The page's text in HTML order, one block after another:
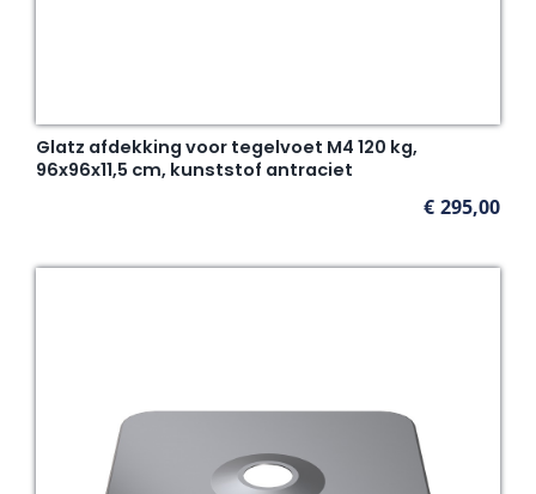
Glatz afdekking voor tegelvoet M4 120 kg,
96x96x11,5 cm, kunststof antraciet
€ 295,00